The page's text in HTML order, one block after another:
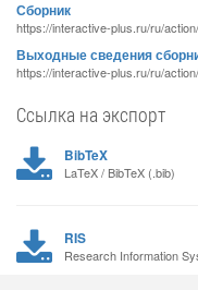
Сборник
https://interactive-plus.ru/ru/
Выходные сведения
https://interactive-plus.ru/ru/
Ссылка на экспорт
BibTeX
LaTeX / BibTeX (.bib)
RIS
Research Information